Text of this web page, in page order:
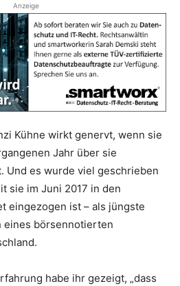
Anzeige
Kühne wirkt genervt, wenn sie
Jahr über sie
Und es wurde viel geschrieben
sie im Juni 2017 in den
eingezogen ist – als jüngste
eines börsennotierten
habe ihr gezeigt, „dass